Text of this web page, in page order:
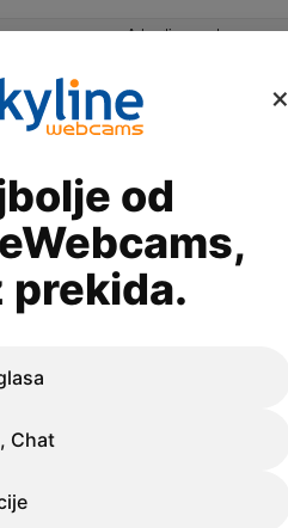
Advertisement
kameru
Cono
×
od
prekida.
Chat